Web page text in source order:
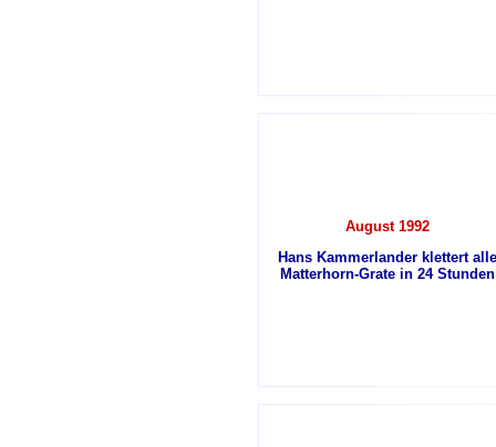
August 1992
Hans Kammerlander klettert alle
Matterhorn-Grate in 24 Stunden